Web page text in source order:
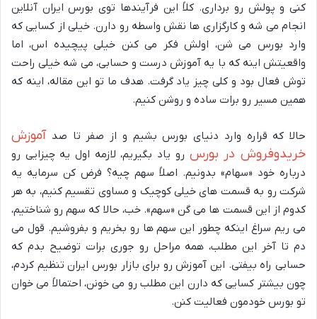
کنی و پولش رو برداری. کلاً این فرآیندها توی بورس ایران آنلاین
انجام می شه و کارگزاری ها نقش واسطه رو دارن. خیلی از کسایی که
وارد بورس می شن، اولش فکر می کنن خیلی پیچیده اس، اما
واقعیتش اینه که با یه آموزش درست و حسابی، می شه خیلی راحت
توش فعال بود و کلی چیز یاد گرفت. هدف ما تو این مقاله، اینه که
همین مسیر رو برات ساده و روشن کنیم.
حالا که قراره وارد دنیای بورس بشیم و از صفر تا صد آموزش
خریدوفروش در بورس رو یاد بگیریم، لازمه اول یه چیزایی رو
درباره خود «سهام» بدونیم. اصلاً سهم چیه؟ فرض کن سرمایه یه
شرکت رو به قسمت های خیلی کوچیک و مساوی تقسیم کنیم، به هر
کدوم از این قسمت ها می گن «سهم». خب، حالا که سهم رو شناختیم،
می ریم سراغ اینکه چطور این سهم ها رو بخریم و بفروشیم. قول می
دم تا آخر این مطلب، همه مراحل رو جوری برات توضیح بدم که
حسابی راه بیفتی. این آموزش رو برای بازار بورس ایران تنظیم کردم،
چون بیشتر کسایی که دارن این مطلب رو می خونن، احتمالاً می خوان
تو بورس خودمون فعالیت کنن.